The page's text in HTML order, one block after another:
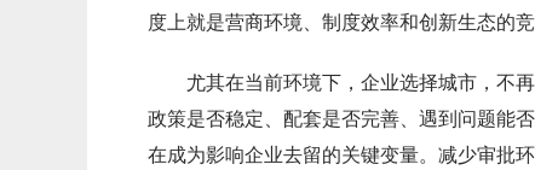
度上就是营商环境、制度效率和创新生态的竞
尤其在当前环境下，企业选择城市，不
政策是否稳定、配套是否完善、遇到问题能
在成为影响企业去留的关键变量。减少审批